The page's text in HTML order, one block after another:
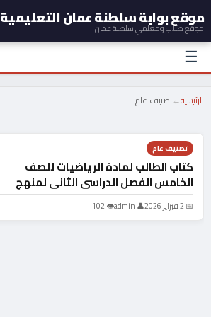
موقع بوابة سلطنة عمان التعليمية
موقع طلاب ومعلمي سلطنة عمان
☰
الرئيسية←تصنيف عام
تصنيف عام
كتاب الطالب لمادة الرياضيات للصف
الخامس الفصل الدراسي الثاني لمنهج
سلطنة عمان الجديد 2026
📅 2 فبراير 2026 👤 admin
👁 102